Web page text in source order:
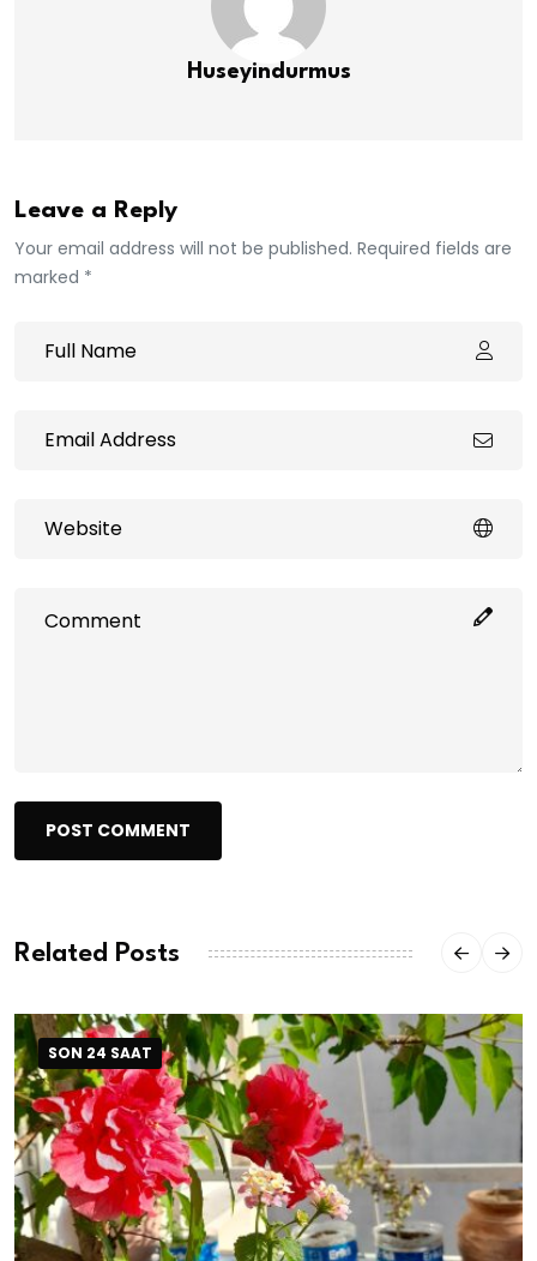
Huseyindurmus
Leave a Reply
Your email address will not be published. Required fields are
marked *
POST COMMENT
Related Posts
SON 24 SAAT